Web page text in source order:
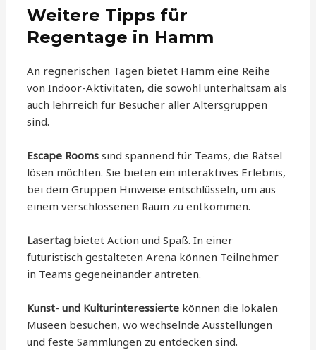
Weitere Tipps für
Regentage in Hamm
An regnerischen Tagen bietet Hamm eine Reihe
von Indoor-Aktivitäten, die sowohl unterhaltsam als
auch lehrreich für Besucher aller Altersgruppen
sind.
Escape Rooms sind spannend für Teams, die Rätsel
lösen möchten. Sie bieten ein interaktives Erlebnis,
bei dem Gruppen Hinweise entschlüsseln, um aus
einem verschlossenen Raum zu entkommen.
Lasertag bietet Action und Spaß. In einer
futuristisch gestalteten Arena können Teilnehmer
in Teams gegeneinander antreten.
Kunst- und Kulturinteressierte können die lokalen
Museen besuchen, wo wechselnde Ausstellungen
und feste Sammlungen zu entdecken sind.